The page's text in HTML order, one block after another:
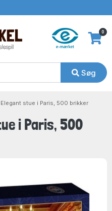
Søg
0
stue i Paris, 500 brikker
i Paris, 500